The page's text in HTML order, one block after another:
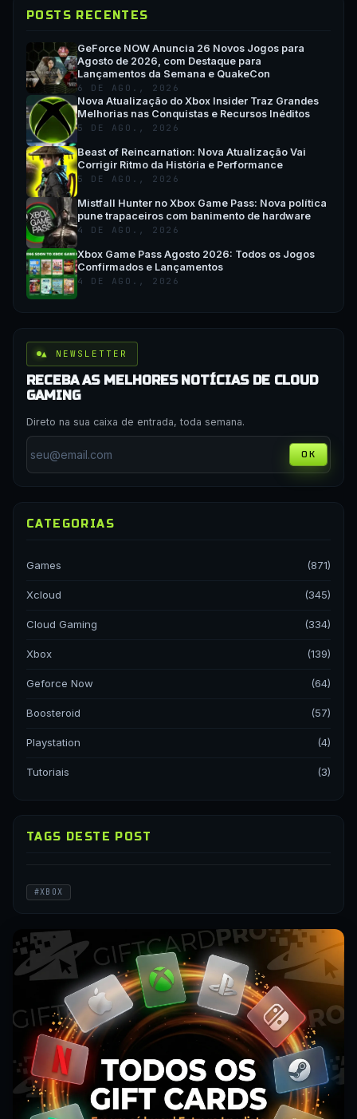
POSTS RECENTES
GeForce NOW Anuncia 26 Novos Jogos para
Agosto de 2026, com Destaque para
Lançamentos da Semana e QuakeCon
6 DE AGO., 2026
Nova Atualização do Xbox Insider Traz Grandes
Melhorias nas Conquistas e Recursos Inéditos
5 DE AGO., 2026
Beast of Reincarnation: Nova Atualização Vai
Corrigir Ritmo da História e Performance
5 DE AGO., 2026
Mistfall Hunter no Xbox Game Pass: Nova política
pune trapaceiros com banimento de hardware
4 DE AGO., 2026
Xbox Game Pass Agosto 2026: Todos os Jogos
Confirmados e Lançamentos
4 DE AGO., 2026
▲ NEWSLETTER
RECEBA AS MELHORES NOTÍCIAS DE CLOUD
GAMING
Direto na sua caixa de entrada, toda semana.
OK
CATEGORIAS
Games (871)
Xcloud (345)
Cloud Gaming (334)
Xbox (139)
Geforce Now (64)
Boosteroid (57)
Playstation (4)
Tutoriais (3)
TAGS DESTE POST
#XBOX